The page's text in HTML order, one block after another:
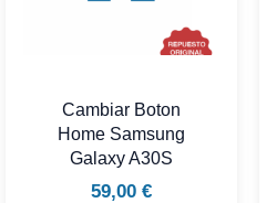
Cambiar Boton
Home Samsung
Galaxy A30S
59,00 €